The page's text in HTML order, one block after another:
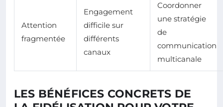
Attention
fragmentée
Engagement
difficile sur
différents
canaux
Coordonner
une stratégie
de
communication
multicanale
LES BÉNÉFICES CONCRETS DE